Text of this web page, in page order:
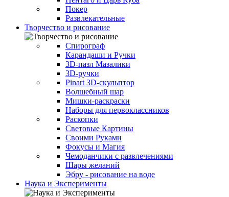
Покер
Развлекательные
Творчество и рисование
Спирограф
Карандаши и Ручки
3D-пазл Мазалики
3D-ручки
Pinart 3D-скульптор
Волшебный шар
Мишки-раскраски
Наборы для первоклассников
Раскопки
Световые Картины
Своими Руками
Фокусы и Магия
Чемоданчики с развлечениями
Шары желаний
Эбру - рисование на воде
Наука и Эксперименты